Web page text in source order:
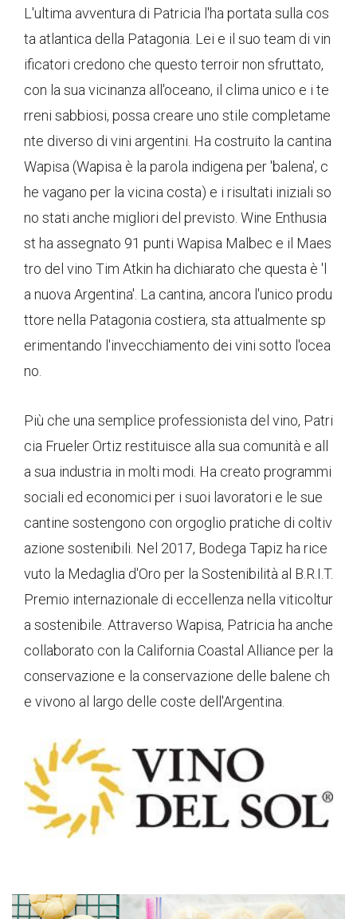
L'ultima avventura di Patricia l'ha portata sulla cos
ta atlantica della Patagonia. Lei e il suo team di vin
ificatori credono che questo terroir non sfruttato,
con la sua vicinanza all'oceano, il clima unico e i te
rreni sabbiosi, possa creare uno stile completame
nte diverso di vini argentini. Ha costruito la cantina
Wapisa (Wapisa è la parola indigena per 'balena', c
he vagano per la vicina costa) e i risultati iniziali so
no stati anche migliori del previsto. Wine Enthusia
st ha assegnato 91 punti Wapisa Malbec e il Maes
tro del vino Tim Atkin ha dichiarato che questa è 'l
a nuova Argentina'. La cantina, ancora l'unico produ
ttore nella Patagonia costiera, sta attualmente sp
erimentando l'invecchiamento dei vini sotto l'ocea
no.
Più che una semplice professionista del vino, Patri
cia Frueler Ortiz restituisce alla sua comunità e all
a sua industria in molti modi. Ha creato programmi
sociali ed economici per i suoi lavoratori e le sue
cantine sostengono con orgoglio pratiche di coltiv
azione sostenibili. Nel 2017, Bodega Tapiz ha rice
vuto la Medaglia d'Oro per la Sostenibilità al B.R.I.T.
Premio internazionale di eccellenza nella viticoltur
a sostenibile. Attraverso Wapisa, Patricia ha anche
collaborato con la California Coastal Alliance per la
conservazione e la conservazione delle balene ch
e vivono al largo delle coste dell'Argentina.